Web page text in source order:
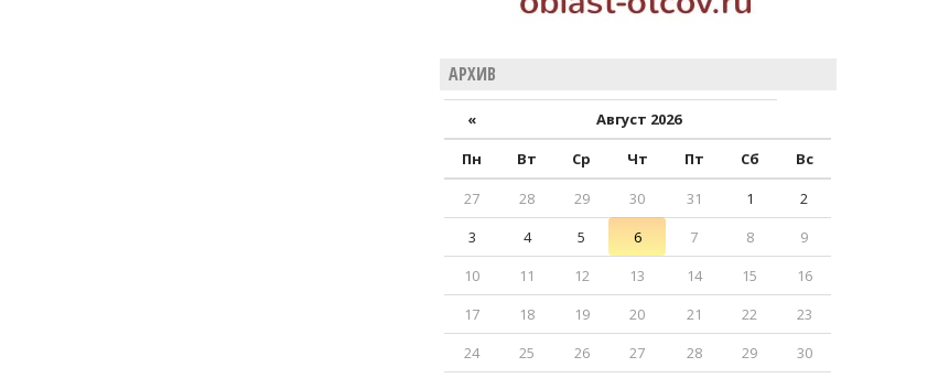
АРХИВ
«
Август 2026
Пн
Вт Ср Чт Пт Сб
Вс
27
28 29 30 31 1
2
3
4 5 6 7 8
9
10
11 12 13 14 15
16
17
18 19 20 21 22
23
24
25 26 27 28 29
30